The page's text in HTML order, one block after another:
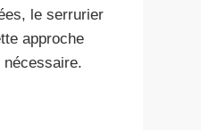
le serrurier
approche